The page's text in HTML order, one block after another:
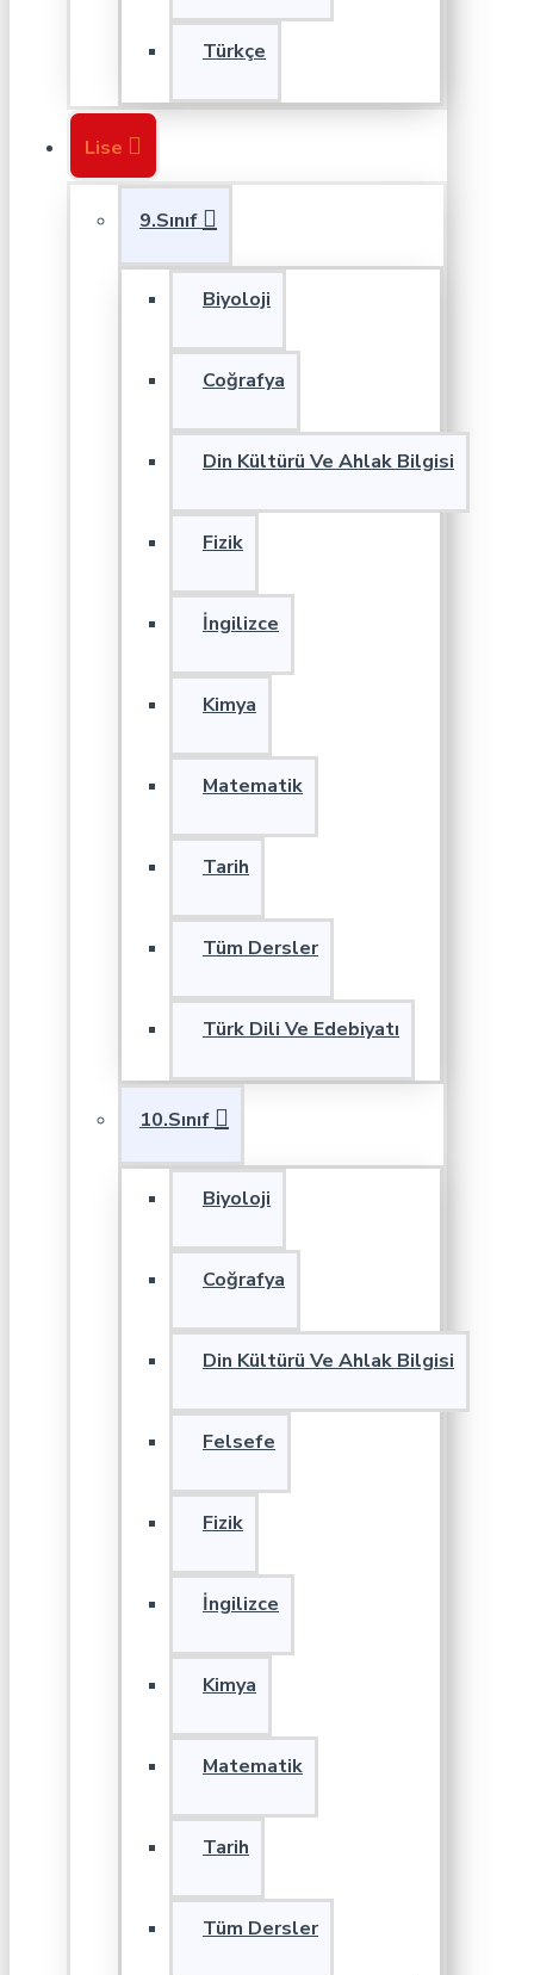
Türkçe
Lise
9.Sınıf
Biyoloji
Coğrafya
Din Kültürü Ve Ahlak Bilgisi
Fizik
İngilizce
Kimya
Matematik
Tarih
Tüm Dersler
Türk Dili Ve Edebiyatı
10.Sınıf
Biyoloji
Coğrafya
Din Kültürü Ve Ahlak Bilgisi
Felsefe
Fizik
İngilizce
Kimya
Matematik
Tarih
Tüm Dersler